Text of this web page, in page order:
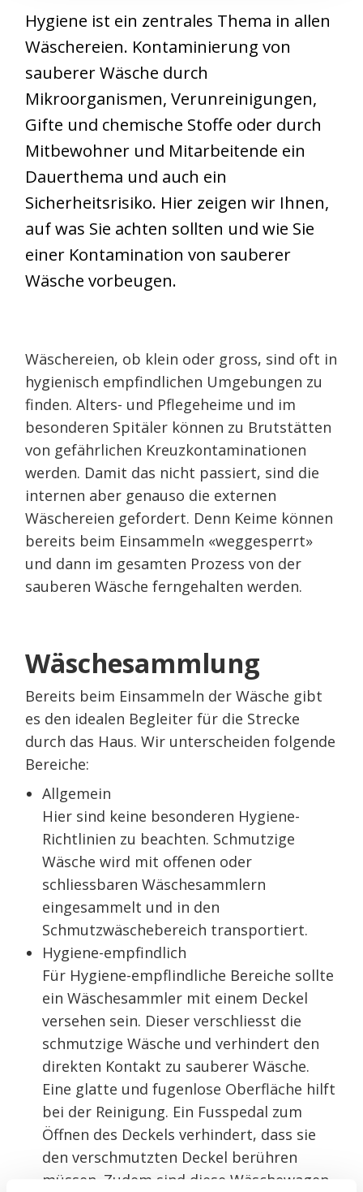
Hygiene ist ein zentrales Thema in allen
Wäschereien. Kontaminierung von
sauberer Wäsche durch
Mikroorganismen, Verunreinigungen,
Gifte und chemische Stoffe oder durch
Mitbewohner und Mitarbeitende ein
Dauerthema und auch ein
Sicherheitsrisiko. Hier zeigen wir Ihnen,
auf was Sie achten sollten und wie Sie
einer Kontamination von sauberer
Wäsche vorbeugen.
Wäschereien, ob klein oder gross, sind oft in
hygienisch empfindlichen Umgebungen zu
finden. Alters- und Pflegeheime und im
besonderen Spitäler können zu Brutstätten
von gefährlichen Kreuzkontaminationen
werden. Damit das nicht passiert, sind die
internen aber genauso die externen
Wäschereien gefordert. Denn Keime können
bereits beim Einsammeln «weggesperrt»
und dann im gesamten Prozess von der
sauberen Wäsche ferngehalten werden.
Wäschesammlung
Bereits beim Einsammeln der Wäsche gibt
es den idealen Begleiter für die Strecke
durch das Haus. Wir unterscheiden folgende
Bereiche:
Allgemein
Hier sind keine besonderen Hygiene-
Richtlinien zu beachten. Schmutzige
Wäsche wird mit offenen oder
schliessbaren Wäschesammlern
eingesammelt und in den
Schmutzwäschebereich transportiert.
Hygiene-empfindlich
Für Hygiene-empflindliche Bereiche sollte
ein Wäschesammler mit einem Deckel
versehen sein. Dieser verschliesst die
schmutzige Wäsche und verhindert den
direkten Kontakt zu sauberer Wäsche.
Eine glatte und fugenlose Oberfläche hilft
bei der Reinigung. Ein Fusspedal zum
Öffnen des Deckels verhindert, dass sie
den verschmutzten Deckel berühren
müssen. Zudem sind diese Wäschewagen